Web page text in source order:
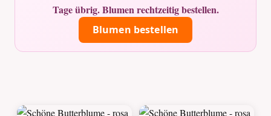
Tage übrig. Blumen rechtzeitig bestellen.
Blumen bestellen